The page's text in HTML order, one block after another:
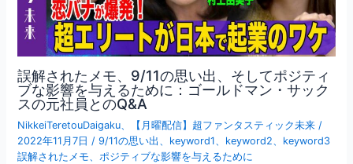
誤解されたメモ、9/11の思い出、そしてポジティ
ブな影響を与えるために：ゴールドマン・サック
スの元社員とのQ&A
NikkeiTeretouDaigaku 【月曜配信】超ファンタスティック未来 /
2022年11月7日 /9/11の思い出 keyword1 keyword2
keyword3
誤解されたメモ
ポジティブな影響を与えるために